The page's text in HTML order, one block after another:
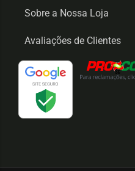
Sobre a Nossa Loja
Avaliações de Clientes